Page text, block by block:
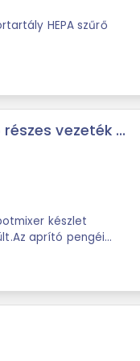
HEPA szűrő
vezeték ...
készlet
aprító pengéi